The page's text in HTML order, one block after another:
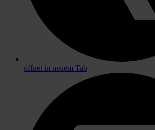
öffnet in neuem Tab